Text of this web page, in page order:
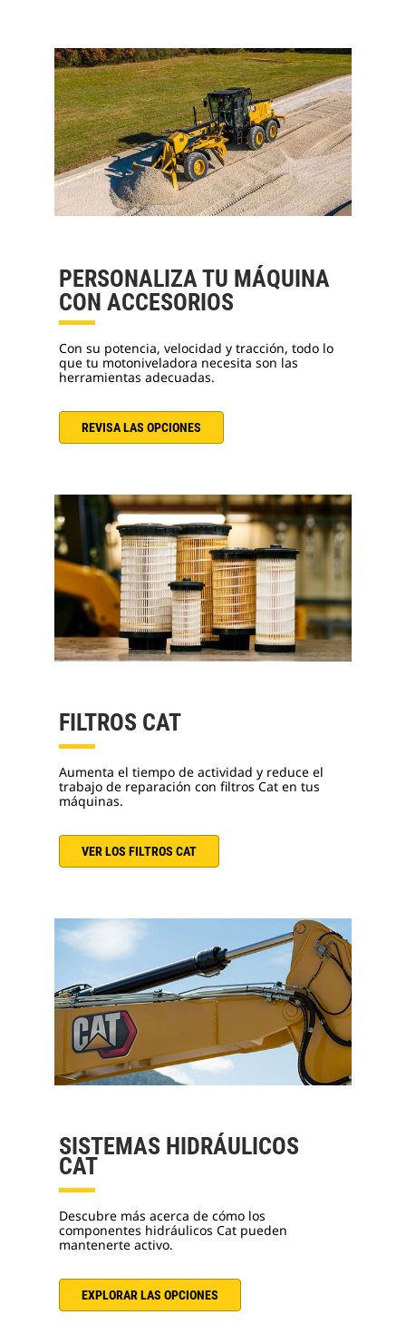
PERSONALIZA TU MÁQUINA
CON ACCESORIOS
Con su potencia, velocidad y tracción, todo lo
que tu motoniveladora necesita son las
herramientas adecuadas.
REVISA LAS OPCIONES
FILTROS CAT
Aumenta el tiempo de actividad y reduce el
trabajo de reparación con filtros Cat en tus
máquinas.
VER LOS FILTROS CAT
SISTEMAS HIDRÁULICOS
CAT
Descubre más acerca de cómo los
componentes hidráulicos Cat pueden
mantenerte activo.
EXPLORAR LAS OPCIONES